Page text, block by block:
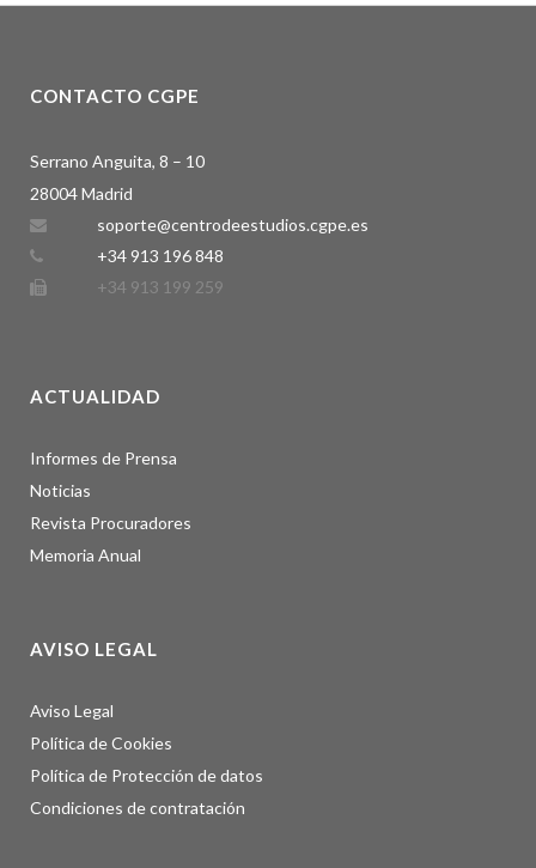
CONTACTO CGPE
Serrano Anguita, 8 – 10
28004 Madrid
soporte@centrodeestudios.cgpe.es
+34 913 196 848
+34 913 199 259
ACTUALIDAD
Informes de Prensa
Noticias
Revista Procuradores
Memoria Anual
AVISO LEGAL
Aviso Legal
Política de Cookies
Política de Protección de datos
Condiciones de contratación